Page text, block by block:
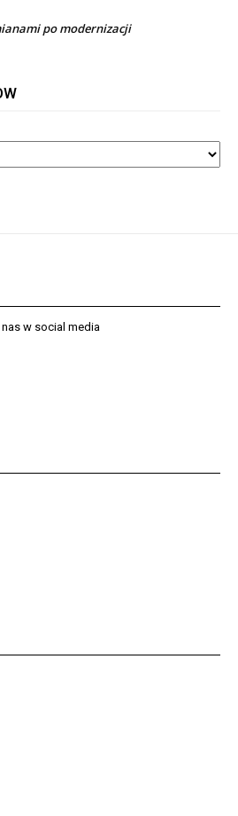
po modernizacji
w social media